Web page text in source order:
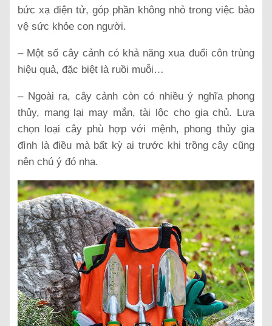
bức xạ điện tử, góp phần không nhỏ trong việc bảo
vệ sức khỏe con người.
– Một số cây cảnh có khả năng xua đuổi côn trùng
hiệu quả, đặc biệt là ruồi muỗi…
– Ngoài ra, cây cảnh còn có nhiều ý nghĩa phong
thủy, mang lại may mắn, tài lộc cho gia chủ. Lựa
chọn loại cây phù hợp với mệnh, phong thủy gia
đình là điều mà bất kỳ ai trước khi trồng cây cũng
nên chú ý đó nha.